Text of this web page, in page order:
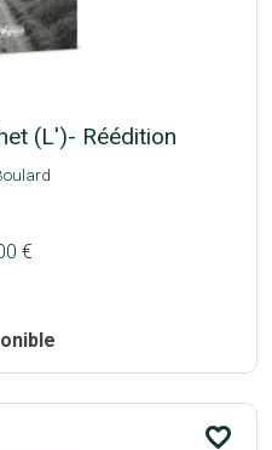
(L')- Réédition
€
favorite_border